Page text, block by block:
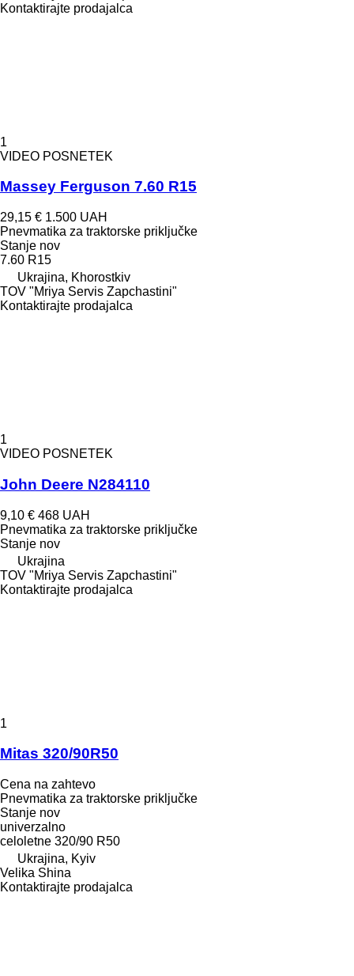
Kontaktirajte prodajalca
1
VIDEO POSNETEK
Massey Ferguson 7.60 R15
29,15 € 1.500 UAH
Pnevmatika za traktorske priključke
Stanje nov
7.60 R15
Ukrajina, Khorostkiv
TOV "Mriya Servis Zapchastini"
Kontaktirajte prodajalca
1
VIDEO POSNETEK
John Deere N284110
9,10 € 468 UAH
Pnevmatika za traktorske priključke
Stanje nov
Ukrajina
TOV "Mriya Servis Zapchastini"
Kontaktirajte prodajalca
1
Mitas 320/90R50
Cena na zahtevo
Pnevmatika za traktorske priključke
Stanje nov
univerzalno
celoletne 320/90 R50
Ukrajina, Kyiv
Velika Shina
Kontaktirajte prodajalca